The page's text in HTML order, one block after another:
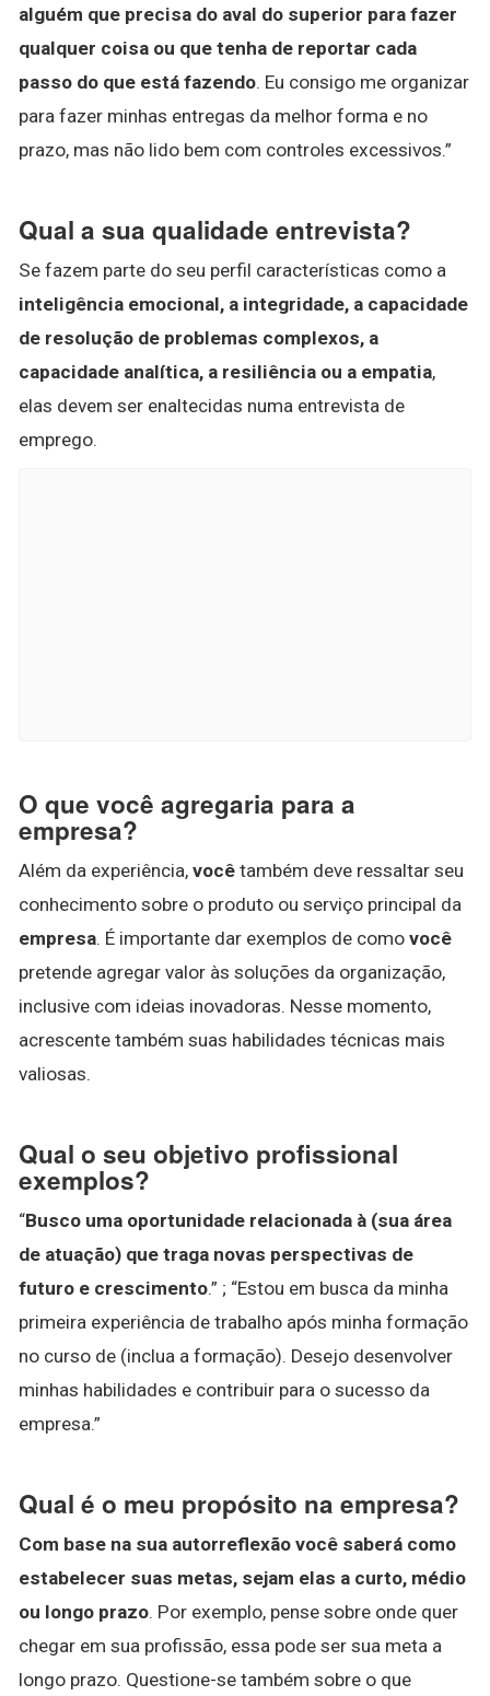
alguém que precisa do aval do superior para fazer
qualquer coisa ou que tenha de reportar cada
passo do que está fazendo. Eu consigo me organizar
para fazer minhas entregas da melhor forma e no
prazo, mas não lido bem com controles excessivos.”
Qual a sua qualidade entrevista?
Se fazem parte do seu perfil características como a
inteligência emocional, a integridade, a capacidade
de resolução de problemas complexos, a
capacidade analítica, a resiliência ou a empatia,
elas devem ser enaltecidas numa entrevista de
emprego.
O que você agregaria para a
empresa?
Além da experiência, você também deve ressaltar seu
conhecimento sobre o produto ou serviço principal da
empresa. É importante dar exemplos de como você
pretende agregar valor às soluções da organização,
inclusive com ideias inovadoras. Nesse momento,
acrescente também suas habilidades técnicas mais
valiosas.
Qual o seu objetivo profissional
exemplos?
“Busco uma oportunidade relacionada à (sua área
de atuação) que traga novas perspectivas de
futuro e crescimento.” ; “Estou em busca da minha
primeira experiência de trabalho após minha formação
no curso de (inclua a formação). Desejo desenvolver
minhas habilidades e contribuir para o sucesso da
empresa.”
Qual é o meu propósito na empresa?
Com base na sua autorreflexão você saberá como
estabelecer suas metas, sejam elas a curto, médio
ou longo prazo. Por exemplo, pense sobre onde quer
chegar em sua profissão, essa pode ser sua meta a
longo prazo. Questione-se também sobre o que